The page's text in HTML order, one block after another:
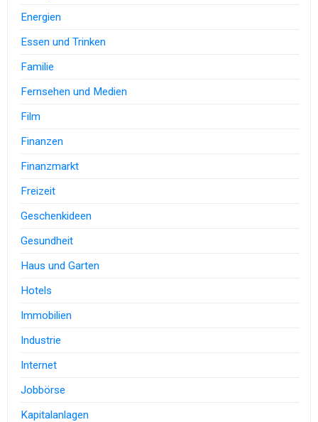
Energien
Essen und Trinken
Familie
Fernsehen und Medien
Film
Finanzen
Finanzmarkt
Freizeit
Geschenkideen
Gesundheit
Haus und Garten
Hotels
Immobilien
Industrie
Internet
Jobbörse
Kapitalanlagen